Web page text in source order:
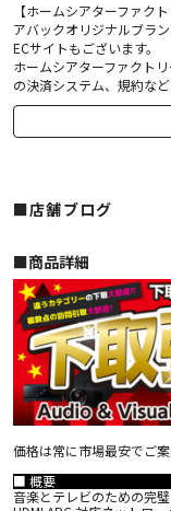
【ホームシアターファク
アバックオリジナルブラ
ECサイトもございます。
ホームシアターファクト
の決済システム、規約な
■店舗ブログ
■︎商品詳細
価格は常に市場最安でご案
■ 概要
音楽とテレビのための完